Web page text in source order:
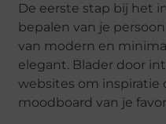
De eerste stap bij het
bepalen van je
van modern en
elegant. Blader door
websites om inspiratie
moodboard van je